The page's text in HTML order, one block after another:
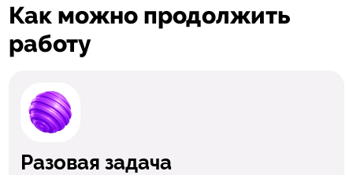
Как можно продолжить
работу
Разовая задача